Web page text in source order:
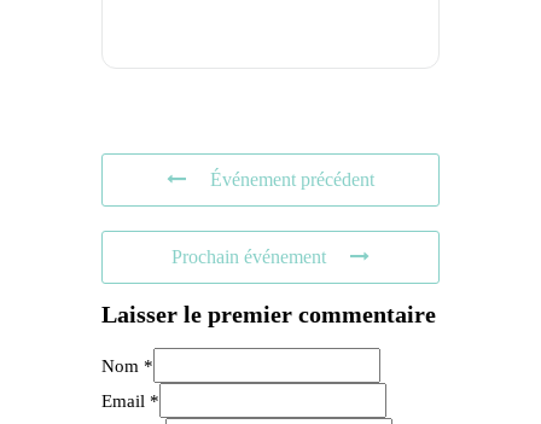
Événement précédent
Prochain événement
Laisser le premier commentaire
Nom *
Email *